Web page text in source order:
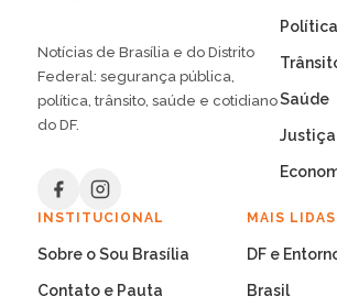
Notícias de Brasília e do Distrito
Federal: segurança pública,
política, trânsito, saúde e cotidiano
do DF.
Política
Saúde
Justiça
INSTITUCIONAL
Sobre o Sou Brasília
Contato e Pauta
MAIS LIDAS
DF e
Brasil